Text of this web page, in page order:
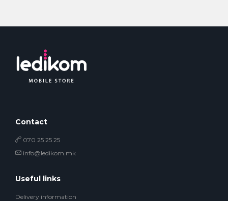
Contact
070 25 25 25
info@ledikom.mk
Useful links
Delivery information